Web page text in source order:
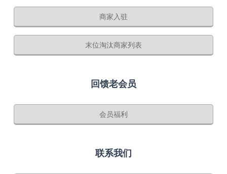
商家入驻
末位淘汰商家列表
回馈老会员
会员福利
联系我们